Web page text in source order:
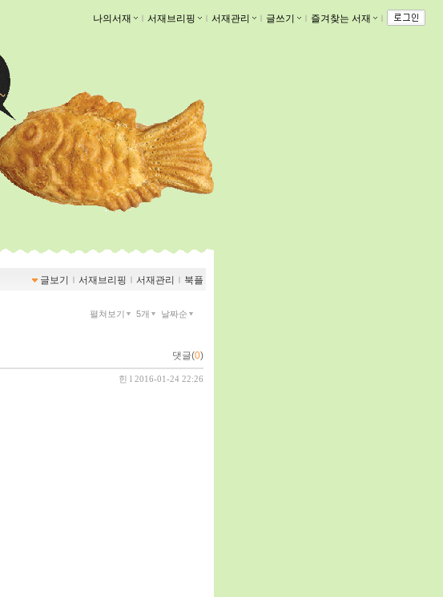
나의서재 ｌ 서재브리핑 ｌ 서재관리 ｌ 글쓰기 ｌ 즐겨찾는 서재 ｌ
글보기 ｌ 서재브리핑 ｌ 서재관리 ｌ 북플
펼쳐보기 5개 날짜순
댓글(0)
힌 l 2016-01-24 22:26